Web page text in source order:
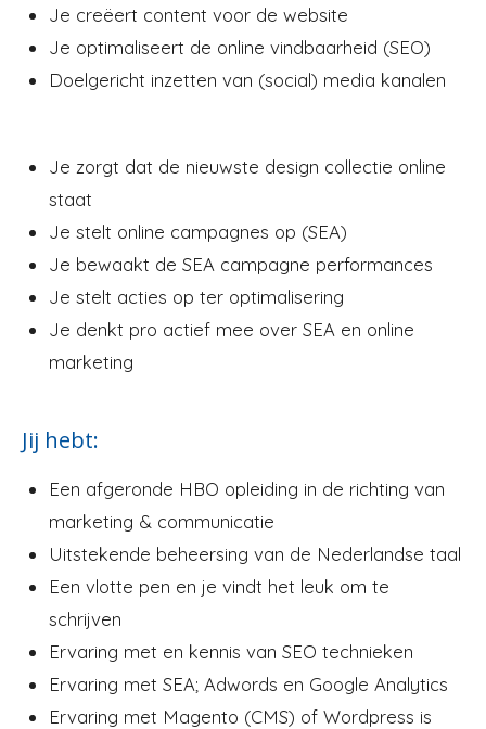
Je creëert content voor de website
Je optimaliseert de online vindbaarheid (SEO)
Doelgericht inzetten van (social) media kanalen
Je zorgt dat de nieuwste design collectie online
staat
Je stelt online campagnes op (SEA)
Je bewaakt de SEA campagne performances
Je stelt acties op ter optimalisering
Je denkt pro actief mee over SEA en online
marketing
Jij hebt:
Een afgeronde HBO opleiding in de richting van
marketing & communicatie
Uitstekende beheersing van de Nederlandse taal
Een vlotte pen en je vindt het leuk om te
schrijven
Ervaring met en kennis van SEO technieken
Ervaring met SEA; Adwords en Google Analytics
Ervaring met Magento (CMS) of Wordpress is